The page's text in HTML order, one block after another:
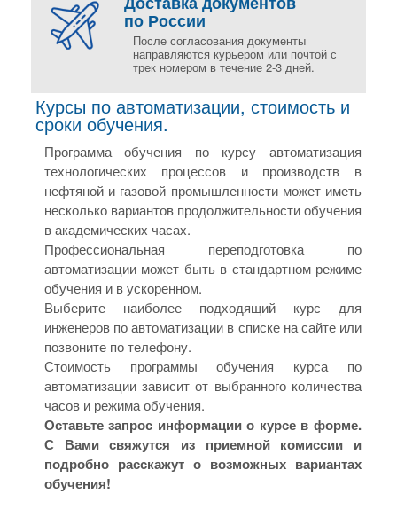
по России
После согласования документы
направляются курьером или почтой с
трек номером в течение 2-3 дней.
Курсы по автоматизации, стоимость и
сроки обучения.
Программа обучения по курсу автоматизация
технологических процессов и производств в
нефтяной и газовой промышленности может иметь
несколько вариантов продолжительности обучения
в академических часах.
Профессиональная переподготовка по
автоматизации может быть в стандартном режиме
обучения и в ускоренном.
Выберите наиболее подходящий курс для
инженеров по автоматизации в списке на сайте или
позвоните по телефону.
Стоимость программы обучения курса по
автоматизации зависит от выбранного количества
часов и режима обучения.
Оставьте запрос информации о курсе в форме.
С Вами свяжутся из приемной комиссии и
подробно расскажут о возможных вариантах
обучения!